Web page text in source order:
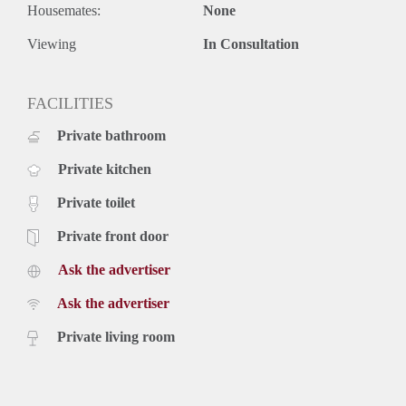
Housemates: None
Viewing In Consultation
FACILITIES
Private bathroom
Private kitchen
Private toilet
Private front door
Ask the advertiser
Ask the advertiser
Private living room